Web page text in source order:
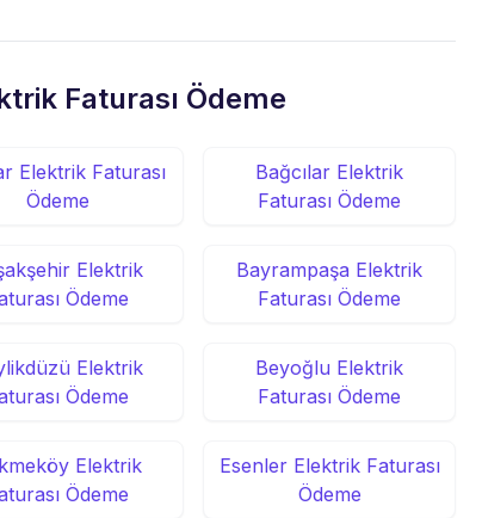
Faturası Ödeme
Elektrik Faturası
Ödeme
Bağcılar Elektrik
Faturası Ödeme
Elektrik
Ödeme
Bayrampaşa Elektrik
Faturası Ödeme
Elektrik
Ödeme
Beyoğlu Elektrik
Faturası Ödeme
Elektrik
Ödeme
Esenler Elektrik Faturası
Ödeme